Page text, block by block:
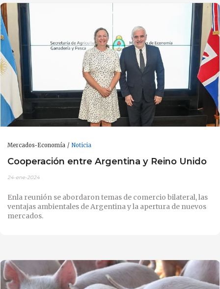
Mercados-Economía Noticia
Cooperación entre Argentina y Reino Unido
24-ene-2024
Enla reunión se abordaron temas de comercio bilateral, las
ventajas ambientales de Argentina y la apertura de nuevos
mercados.